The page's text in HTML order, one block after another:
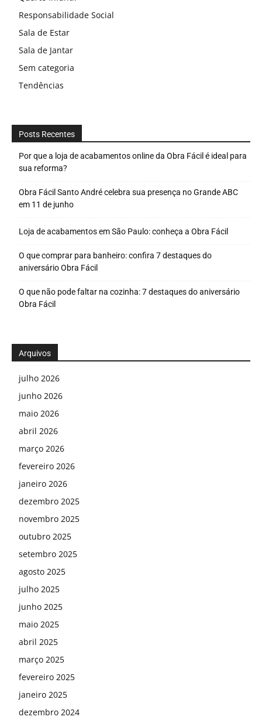
Responsabilidade Social
Sala de Estar
Sala de Jantar
Sem categoria
Tendências
Posts Recentes
Por que a loja de acabamentos online da Obra Fácil é ideal para
sua reforma?
Obra Fácil Santo André celebra sua presença no Grande ABC
em 11 de junho
Loja de acabamentos em São Paulo: conheça a Obra Fácil
O que comprar para banheiro: confira 7 destaques do
aniversário Obra Fácil
O que não pode faltar na cozinha: 7 destaques do aniversário
Obra Fácil
Arquivos
julho 2026
junho 2026
maio 2026
abril 2026
março 2026
fevereiro 2026
janeiro 2026
dezembro 2025
novembro 2025
outubro 2025
setembro 2025
agosto 2025
julho 2025
junho 2025
maio 2025
abril 2025
março 2025
fevereiro 2025
janeiro 2025
dezembro 2024